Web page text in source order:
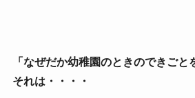
「なぜだか幼稚園のときのできごと
それは・・・・